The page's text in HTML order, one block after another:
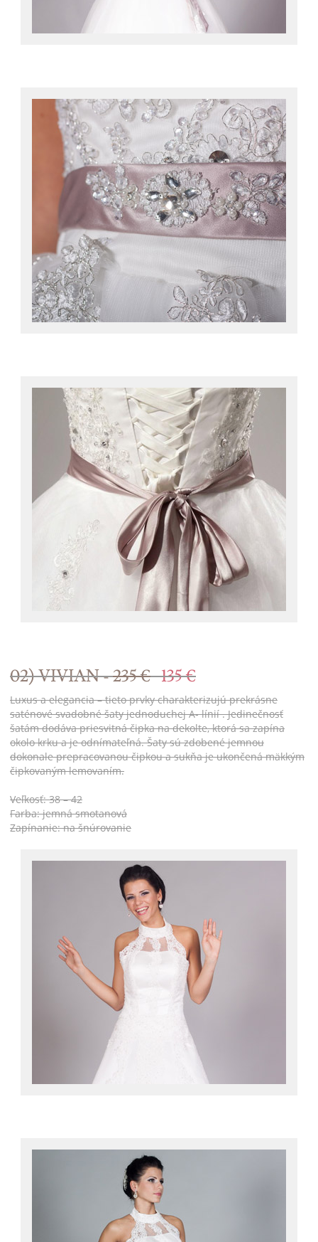
02) VIVIAN -235 € 135 €
Luxus a elegancia – tieto prvky charakterizujú prekrásne
saténové svadobné šaty jednoduchej A- línií . Jedinečnosť
šatám dodáva priesvitná čipka na dekolte, ktorá sa zapína
okolo krku a je odnímateľná. Šaty sú zdobené jemnou
dokonale prepracovanou čipkou a sukňa je ukončená mäkkým
čipkovaným lemovaním.
Veľkosť: 38 – 42
Farba: jemná smotanová
Zapínanie: na šnúrovanie